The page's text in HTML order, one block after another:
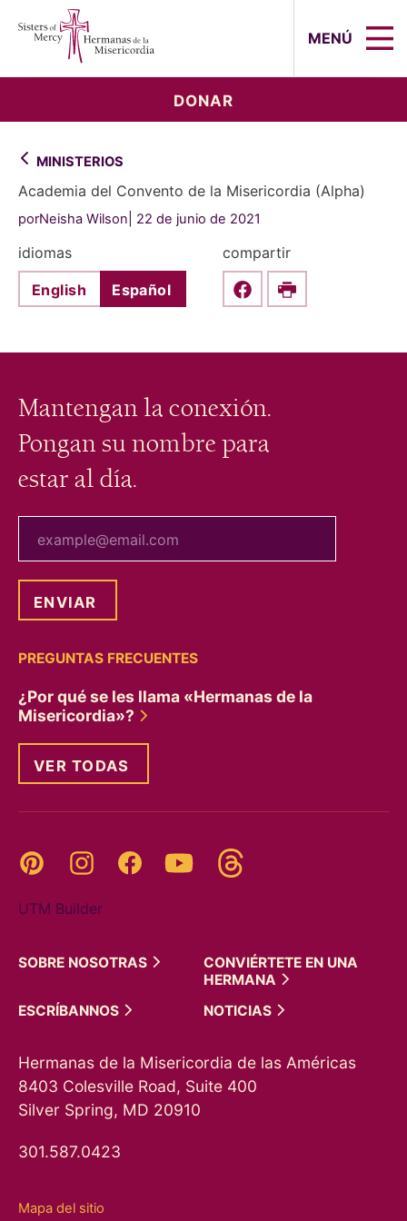
MENÚ
DONAR
MINISTERIOS
Academia del Convento de la Misericordia (Alpha)
porNeisha Wilson 22 de junio de 2021
idiomas
English Español
compartir
Share this on Facebook
Print
Mantengan la conexión.
Pongan su nombre para
estar al día.
PREGUNTAS FRECUENTES
¿Por qué se les llama «Hermanas de la
Misericordia»?
VER TODAS
Pinterest InstagramFacebookYouTube
UTM Builder
SOBRE NOSOTRAS
CONVIÉRTETE EN UNA
HERMANA
ESCRÍBANNOS
NOTICIAS
Hermanas de la Misericordia de las Américas
8403 Colesville Road, Suite 400
Silver Spring, MD 20910
301.587.0423
Mapa del sitio